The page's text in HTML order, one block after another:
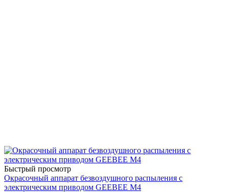
Быстрый просмотр
Окрасочный аппарат безвоздушного распыления с
электрическим приводом GEEBEE M4